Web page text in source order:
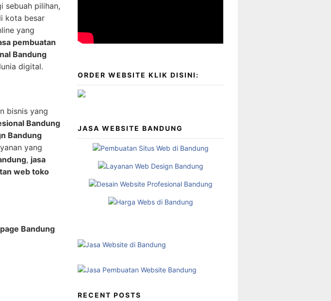
sebuah pilihan,
kota besar
yang
pembuatan
Bandung
digital.
bisnis yang
Bandung
Bandung
yang
, jasa
web toko
Bandung
ORDER WEBSITE KLIK DISINI:
JASA WEBSITE BANDUNG
RECENT POSTS